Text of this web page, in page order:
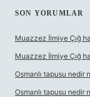
SON YORUMLAR
Muazzez İlmiye Çığ
Muazzez İlmiye Çığ
Osmanlı tapusu nedir
Osmanlı tapusu nedir